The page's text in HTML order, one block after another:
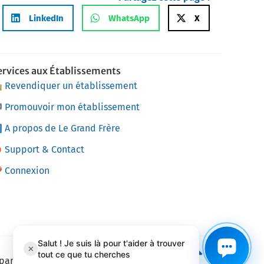
LinkedIn WhatsApp X
aux Établissements
Revendiquer un établissement
Promouvoir mon établissement
A propos de Le Grand Frère
Support & Contact
Connexion
Adage